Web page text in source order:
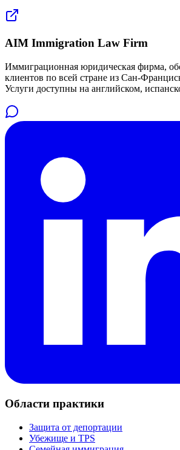
AIM Immigration Law Firm
Иммиграционная юридическая фирма,
клиентов по всей стране из Сан-
Услуги доступны на английском,
Области практики
Защита от депортации
Убежище и TPS